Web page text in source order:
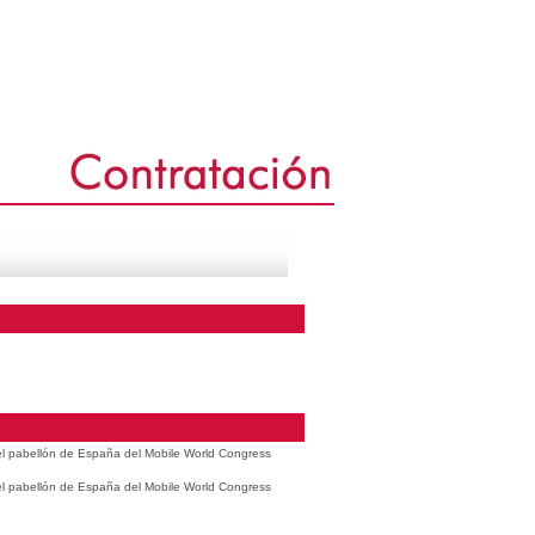
de España del Mobile World Congress
de España del Mobile World Congress